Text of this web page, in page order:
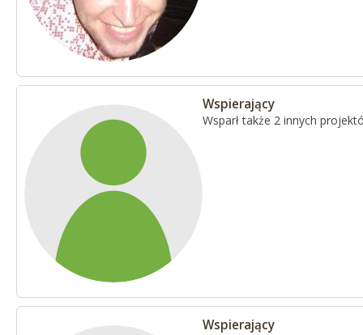
Wspierający
Wsparł także 2 innych
Wspierający